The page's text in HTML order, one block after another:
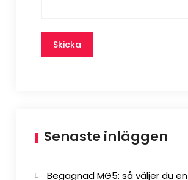
Senaste inläggen
Begagnad MG5: så väljer du en